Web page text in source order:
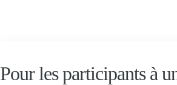
Pour les participants à